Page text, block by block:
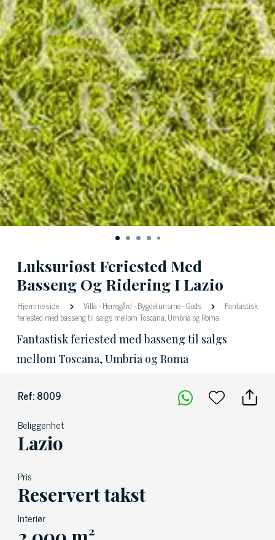
Luksuriøst Feriested Med
Basseng Og Ridering I Lazio
Hjemmeside Villa-Herregård-Bygdeturisme-Gods
Fantastisk
feriested med basseng til salgs mellom Toscana, Umbria og Roma
Fantastisk feriested med basseng til salgs
mellom Toscana, Umbria og Roma
Ref: 8009
Beliggenhet
Lazio
Pris
Reservert takst
Interiør